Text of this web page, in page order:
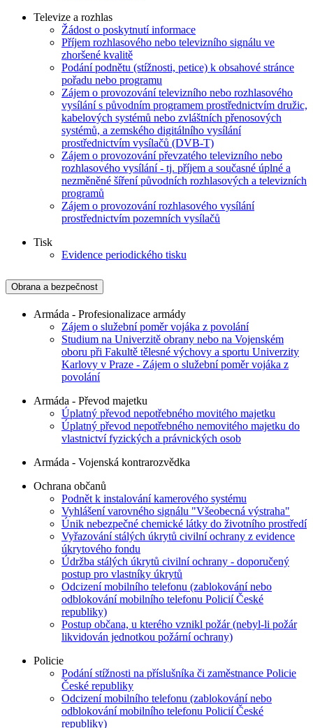
Televize a rozhlas
Žádost o poskytnutí informace
Příjem rozhlasového nebo televizního signálu ve
zhoršené kvalitě
Podání podnětu (stížnosti, petice) k obsahové stránce
pořadu nebo programu
Zájem o provozování televizního nebo rozhlasového
vysílání s původním programem prostřednictvím družic,
kabelových systémů nebo zvláštních přenosových
systémů, a zemského digitálního vysílání
prostřednictvím vysílačů (DVB-T)
Zájem o provozování převzatého televizního nebo
rozhlasového vysílání - tj. příjem a současné úplné a
nezměněné šíření původních rozhlasových a televizních
programů
Zájem o provozování rozhlasového vysílání
prostřednictvím pozemních vysílačů
Tisk
Evidence periodického tisku
Obrana a bezpečnost
Armáda - Profesionalizace armády
Zájem o služební poměr vojáka z povolání
Studium na Univerzitě obrany nebo na Vojenském
oboru při Fakultě tělesné výchovy a sportu Univerzity
Karlovy v Praze - Zájem o služební poměr vojáka z
povolání
Armáda - Převod majetku
Úplatný převod nepotřebného movitého majetku
Úplatný převod nepotřebného nemovitého majetku do
vlastnictví fyzických a právnických osob
Armáda - Vojenská kontrarozvědka
Ochrana občanů
Podnět k instalování kamerového systému
Vyhlášení varovného signálu "Všeobecná výstraha"
Únik nebezpečné chemické látky do životního prostředí
Vyřazování stálých úkrytů civilní ochrany z evidence
úkrytového fondu
Údržba stálých úkrytů civilní ochrany - doporučený
postup pro vlastníky úkrytů
Odcizení mobilního telefonu (zablokování nebo
odblokování mobilního telefonu Policií České
republiky)
Postup občana, u kterého vznikl požár (nebyl-li požár
likvidován jednotkou požární ochrany)
Policie
Podání stížnosti na příslušníka či zaměstnance Policie
České republiky
Odcizení mobilního telefonu (zablokování nebo
odblokování mobilního telefonu Policií České
republiky)